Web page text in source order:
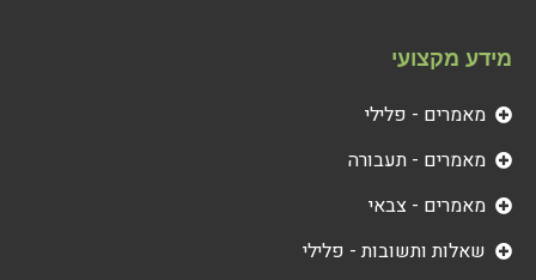
מידע מקצועי
מאמרים - פלילי
מאמרים - תעבורה
מאמרים - צבאי
שאלות ותשובות - פלילי